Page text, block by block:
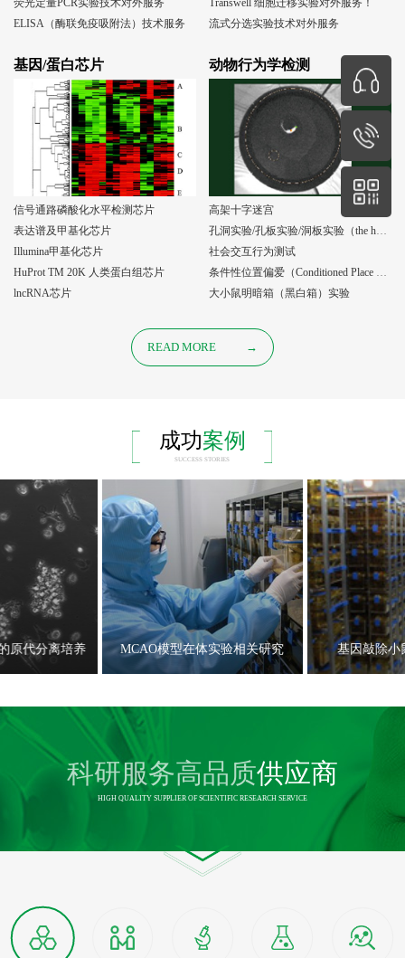
荧光定量PCR实验技术对外服务
ELISA（酶联免疫吸附法）技术服务
Transwell 细胞迁移实验对外服务！
流式分选实验技术对外服务
基因/蛋白芯片
信号通路磷酸化水平检测芯片
表达谱及甲基化芯片
Illumina甲基化芯片
HuProt TM 20K 人类蛋白组芯片
lncRNA芯片
动物行为学检测
高架十字迷宫
孔洞实验/孔板实验/洞板实验（the holeboard test）
社会交互行为测试
条件性位置偏爱（Conditioned Place Preference, CPP）实验
大小鼠明暗箱（黑白箱）实验
READ MORE →
成功案例
SUCCESS STORIES
原代分离培养 MCAO模型在体实验相关研究 基因敲除小
科研服务高品质供应商
HIGH QUALITY SUPPLIER OF SCIENTIFIC RESEARCH SERVICE